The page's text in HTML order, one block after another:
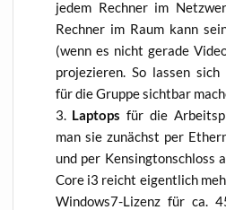
jedem Rech­ner im
Rech­ner im Raum kann
(wenn es nicht gera­de
pro­je­zie­ren. So las­sen
für die Grup­pe sicht­bar
Lap­tops für die
man sie zunächst per
und per Ken­sing­ton­schloss
Core i3 reicht eigent­lich
Win­dows7-Lizenz für ca.